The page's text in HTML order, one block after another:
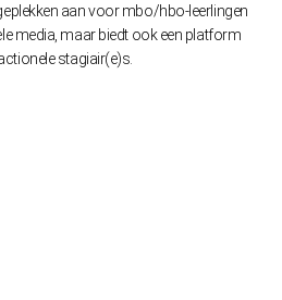
aan voor mbo/hbo-leerlingen
media, maar biedt ook een platform
stagiair(e)s.